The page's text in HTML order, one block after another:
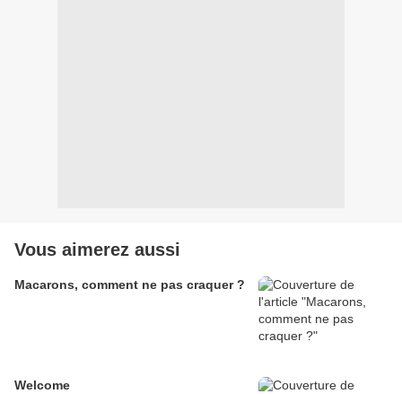
Vous aimerez aussi
Macarons, comment ne pas craquer ?
Welcome